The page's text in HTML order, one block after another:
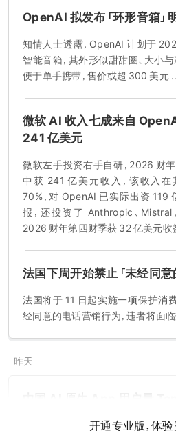
OpenAI 拟发布「环形音箱」
知情人士透露，OpenAI 计划于
智能音箱，其外形似甜甜圈、大小与
便于单手携带，售价或超 300 美元
微软 AI 收入七成来自
241 亿美元
微软左手投资右手自研，2026 财
中获 241 亿美元收入，该收入
70%，对 OpenAI 已实际出资 119
报，还投资了 Anthropic、
2026 财年第四财季获 32 亿美元收
法国下周开始禁止「未经同意
法国将于 11 日起实施一项保护消
经同意的电话营销行为，违者将面
昨天
开通专业版，体